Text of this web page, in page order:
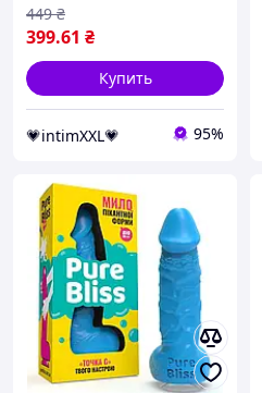
399.61 ₴
449 ₴
Купить
💗intimXXL💗 95%